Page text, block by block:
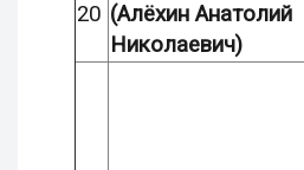
20 (Алёхин Анатолий
Николаевич)